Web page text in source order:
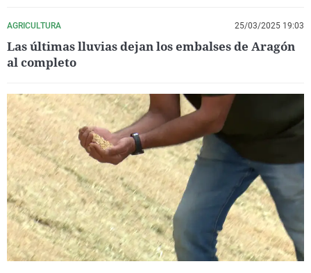
AGRICULTURA 25/03/2025 19:03
Las últimas lluvias dejan los embalses de Aragón
al completo